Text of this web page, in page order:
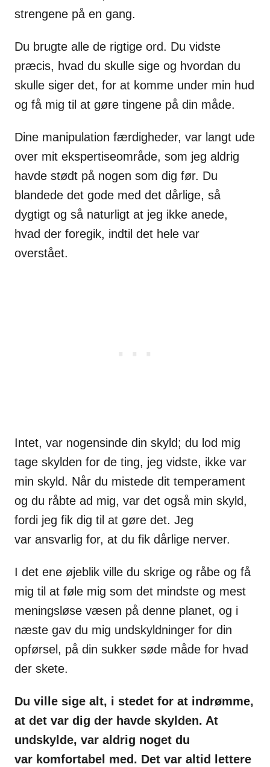
strengene på en gang.
Du brugte alle de rigtige ord. Du vidste
præcis, hvad du skulle sige og hvordan du
skulle siger det, for at komme under min hud
og få mig til at gøre tingene på din måde.
Dine manipulation færdigheder, var langt ude
over mit ekspertiseområde, som jeg aldrig
havde stødt på nogen som dig før. Du
blandede det gode med det dårlige, så
dygtigt og så naturligt at jeg ikke anede,
hvad der foregik, indtil det hele var
overstået.
Intet, var nogensinde din skyld; du lod mig
tage skylden for de ting, jeg vidste, ikke var
min skyld. Når du mistede dit temperament
og du råbte ad mig, var det også min skyld,
fordi jeg fik dig til at gøre det. Jeg
var ansvarlig for, at du fik dårlige nerver.
I det ene øjeblik ville du skrige og råbe og få
mig til at føle mig som det mindste og mest
meningsløse væsen på denne planet, og i
næste gav du mig undskyldninger for din
opførsel, på din sukker søde måde for hvad
der skete.
Du ville sige alt, i stedet for at indrømme,
at det var dig der havde skylden. At
undskylde, var aldrig noget du
var komfortabel med. Det var altid lettere